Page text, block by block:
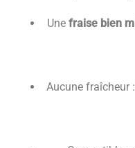
Une fraise bien
Aucune fraîcheur